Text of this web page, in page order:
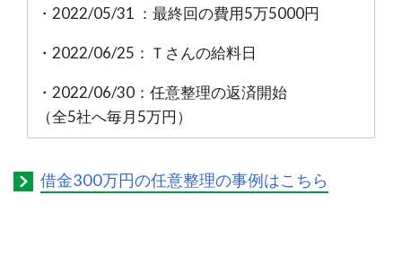
・2022/05/31 ：最終回の費用5万5000円
・2022/06/25：Ｔさんの給料日
・2022/06/30：任意整理の返済開始
（全5社へ毎月5万円）
借金300万円の任意整理の事例はこちら